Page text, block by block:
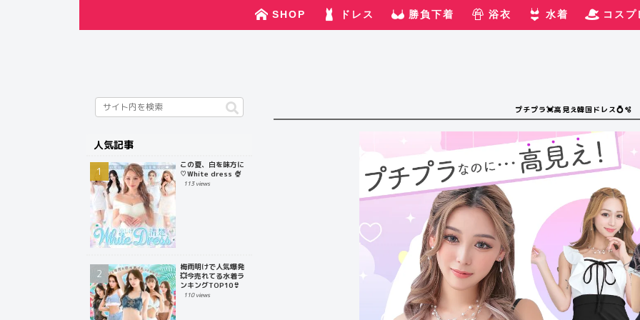
SHOP ドレス 勝負下着 浴衣 水着 コスプ
プチプラ💓高見え韓国ドレス💍🫧
人気記事
この夏、白を味方に
♡White dress 🍨
113 views
梅雨明けで人気爆発
💥今売れてる水着ラ
ンキングTOP10👙
110 views